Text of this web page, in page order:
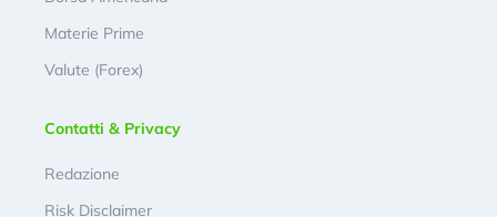
Materie Prime
Valute (Forex)
Contatti & Privacy
Redazione
Risk Disclaimer